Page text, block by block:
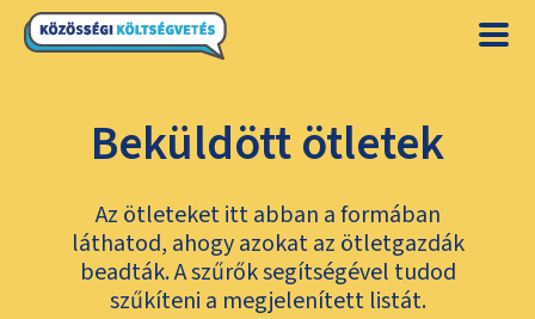
Beküldött ötletek
Az ötleteket itt abban a formában
láthatod, ahogy azokat az ötletgazdák
beadták. A szűrők segítségével tudod
szűkíteni a megjelenített listát.